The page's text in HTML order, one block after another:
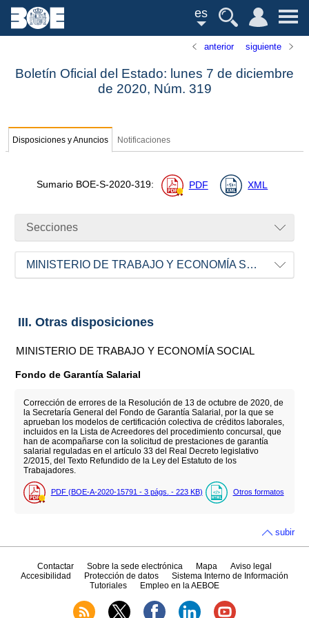
es
anterior siguiente
Boletín Oficial del Estado: lunes 7 de diciembre
de 2020, Núm. 319
Disposiciones y Anuncios Notificaciones
Sumario BOE-S-2020-319: PDF XML
Secciones
MINISTERIO DE TRABAJO Y ECONOMÍA SOCIAL
III. Otras disposiciones
MINISTERIO DE TRABAJO Y ECONOMÍA SOCIAL
Fondo de Garantía Salarial
Corrección de errores de la Resolución de 13 de octubre de 2020, de
la Secretaría General del Fondo de Garantía Salarial, por la que se
aprueban los modelos de certificación colectiva de créditos laborales,
incluidos en la Lista de Acreedores del procedimiento concursal, que
han de acompañarse con la solicitud de prestaciones de garantía
salarial reguladas en el artículo 33 del Real Decreto legislativo
2/2015, del Texto Refundido de la Ley del Estatuto de los
Trabajadores.
PDF (BOE-A-2020-15791 - 3 págs. - 223 KB) Otros formatos
subir
Contactar Sobre la sede electrónica Mapa
Aviso legal
Accesibilidad
Protección de datos
Sistema Interno de Información
Tutoriales
Empleo en la AEBOE